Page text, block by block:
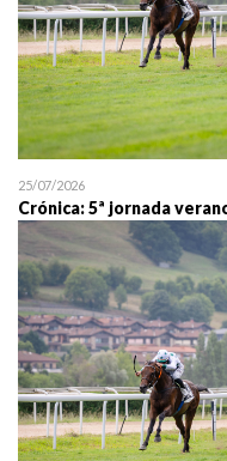
25/07/2026
Crónica: 5ª jornada